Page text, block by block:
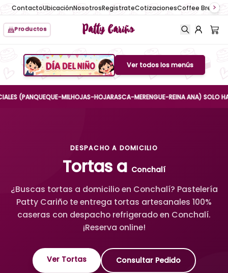
ContactoUbicaciónNosotrosRegistrateCotizacionesCoffee Break
Productos Patty Cariño
Boton de menu
Ver todos los menús
(PANQUEQUE-MILHOJAS-HOJARASCA-MERENGUE-REINA ANA) SOLO HASTA
DESPACHO A DOMICILIO
Tortas a Conchalí
¿Buscas tortas a domicilio en Conchalí? Pastelería
Patty Cariño te entrega tortas artesanales 100%
caseras con despacho refrigerado en Conchalí.
¡Reserva online!
Ver Tortas Consultar Pedido